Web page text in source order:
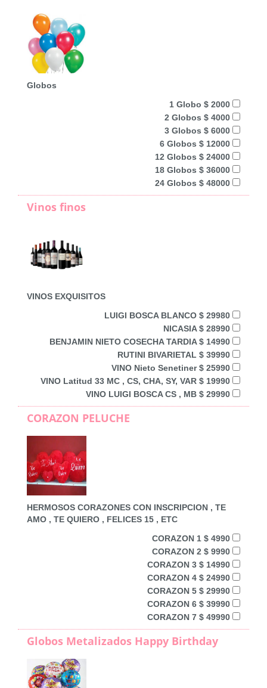
Globos
1 Globo $ 2000
2 Globos $ 4000
3 Globos $ 6000
6 Globos $ 12000
12 Globos $ 24000
18 Globos $ 36000
24 Globos $ 48000
Vinos finos
VINOS EXQUISITOS
LUIGI BOSCA BLANCO $ 29980
NICASIA $ 28990
BENJAMIN NIETO COSECHA TARDIA $ 14990
RUTINI BIVARIETAL $ 39990
VINO Nieto Senetiner $ 25990
VINO Latitud 33 MC , CS, CHA, SY, VAR $ 19990
VINO LUIGI BOSCA CS , MB $ 29990
CORAZON PELUCHE
HERMOSOS CORAZONES CON INSCRIPCION , TE
AMO , TE QUIERO , FELICES 15 , ETC
CORAZON 1 $ 4990
CORAZON 2 $ 9990
CORAZON 3 $ 14990
CORAZON 4 $ 24990
CORAZON 5 $ 29990
CORAZON 6 $ 39990
CORAZON 7 $ 49990
Globos Metalizados Happy Birthday